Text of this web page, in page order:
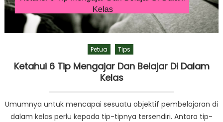
Petua Tips
Ketahui 6 Tip Mengajar Dan Belajar Di Dalam
Kelas
Umumnya untuk mencapai sesuatu objektif pembelajaran di
dalam kelas perlu kepada tip-tipnya tersendiri. Antara tip-